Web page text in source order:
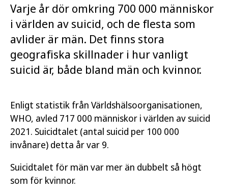
Varje år dör omkring 700 000 människor
i världen av suicid, och de flesta som
avlider är män. Det finns stora
geografiska skillnader i hur vanligt
suicid är, både bland män och kvinnor.
Enligt statistik från Världshälsoorganisationen,
WHO, avled 717 000 människor i världen av suicid
2021. Suicidtalet (antal suicid per 100 000
invånare) detta år var 9.
Suicidtalet för män var mer än dubbelt så högt
som för kvinnor.